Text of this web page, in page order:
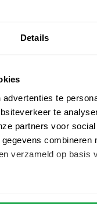
Details
te
te
partners voor
combineren
verzameld op basis
Lauren
€ 64,50
-
50%